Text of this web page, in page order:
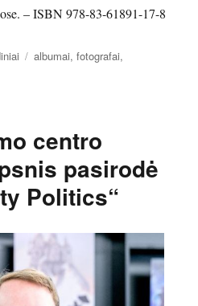
– ISBN 978-83-61891-17-8
Žymos
albumai,fotografai,
centro
pasirodė
Politics“